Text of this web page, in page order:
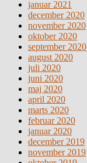
januar 2021
december 2020
november 2020
oktober 2020
september 2020
august 2020
juli 2020
juni 2020
maj 2020
april 2020
marts 2020
februar 2020
januar 2020
december 2019
november 2019